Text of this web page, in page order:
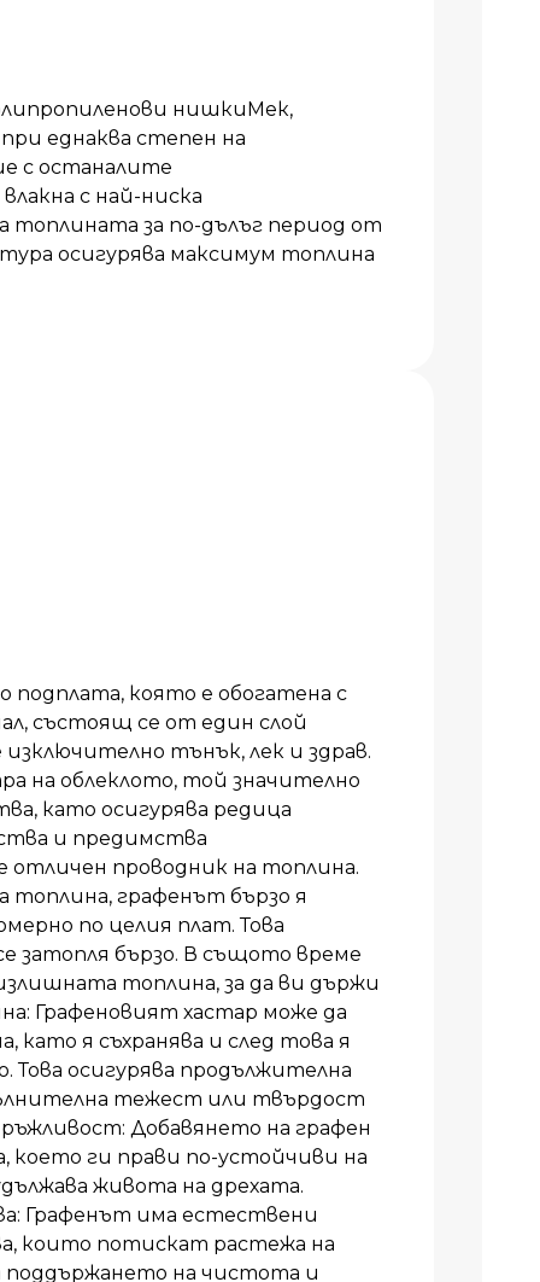
нишкиМек,
еднаква степен на
с останалите
с най-ниска
за по-дълъг период от
осигурява максимум топлина
подплата, която е обогатена с
състоящ се от един слой
тънък, лек и здрав.
на облеклото, той значително
като осигурява редица
и предимства
отличен проводник на топлина.
топлина, графенът бързо я
по целия плат. Това
затопля бързо. В същото време
топлина, за да ви държи
Графеновият хастар може да
като я съхранява и след това я
осигурява продължителна
тежест или твърдост
Добавянето на графен
което ги прави по-устойчиви на
живота на дрехата.
Графенът има естествени
които потискат растежа на
поддържането на чистота и